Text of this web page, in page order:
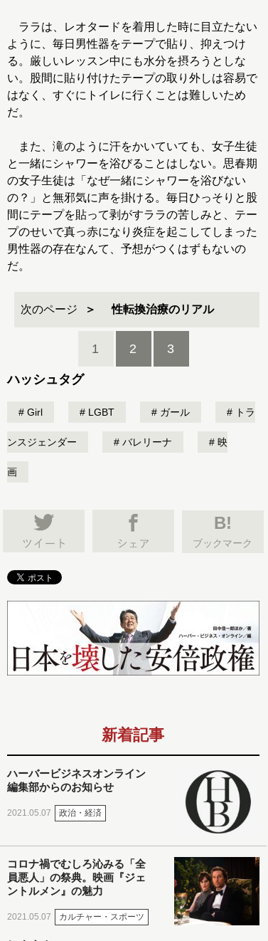
ララは、レオタードを着用した時に目立たない
ように、毎日男性器をテープで貼り、抑えつけ
る。厳しいレッスン中にも水分を摂ろうとしな
い。股間に貼り付けたテープの取り外しは容易で
はなく、すぐにトイレに行くことは難しいため
だ。
また、滝のように汗をかいていても、女子生徒
と一緒にシャワーを浴びることはしない。思春期
の女子生徒は「なぜ一緒にシャワーを浴びない
の？」と無邪気に声を掛ける。毎日ひっそりと股
間にテープを貼って剥がすララの苦しみと、テー
プのせいで真っ赤になり炎症を起こしてしまった
男性器の存在なんて、予想がつくはずもないの
だ。
次のページ 性転換治療のリアル
1 2 3
ハッシュタグ
Girl LGBT ガール トラ
ンスジェンダー バレリーナ 映
画
B!
ブックマーク
新着記事
ハーバービジネスオンライン
編集部からのお知らせ
2021.05.07 政治・経済
コロナ禍でむしろ沁みる「全
員悪人」の祭典。映画『ジェ
ントルメン』の魅力
2021.05.07 カルチャー・スポーツ